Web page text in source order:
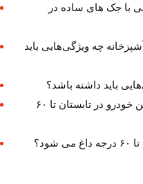
با جک های ساده در
چه ویژگی‌هایی باید
باید داشته باشد؟
چرا کابین خودرو در تابستان تا ۶۰